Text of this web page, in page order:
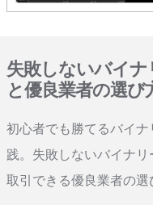
失敗しないバイ
と優良業者の選び
初心者でも勝てるバイ
践。失敗しないバイナ
取引できる優良業者の選